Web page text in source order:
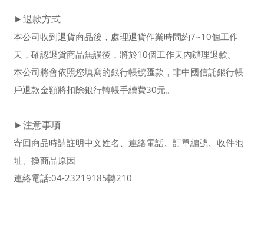
►退款方式
本公司收到退貨商品後，處理退貨作業時間約7~10個工作
天，確認退貨商品無誤後，將於10個工作天內辦理退款。
本公司將會依照您填寫的銀行帳號匯款，非中國信託銀行帳
戶退款金額將扣除銀行轉帳手續費30元。
►注意事項
寄回商品時請註明中文姓名、連絡電話、訂單編號、收件地
址、換商品原因
連絡電話:04-23219185轉210